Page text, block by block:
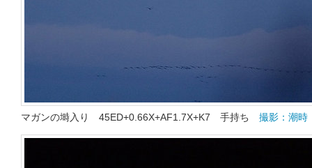
マガンの塒入り 45ED+0.66X+AF1.7X+K7 手持ち 撮影：潮